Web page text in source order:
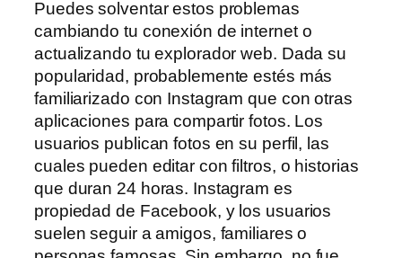
Puedes solventar estos problemas
cambiando tu conexión de internet o
actualizando tu explorador web. Dada su
popularidad, probablemente estés más
familiarizado con Instagram que con otras
aplicaciones para compartir fotos. Los
usuarios publican fotos en su perfil, las
cuales pueden editar con filtros, o historias
que duran 24 horas. Instagram es
propiedad de Facebook, y los usuarios
suelen seguir a amigos, familiares o